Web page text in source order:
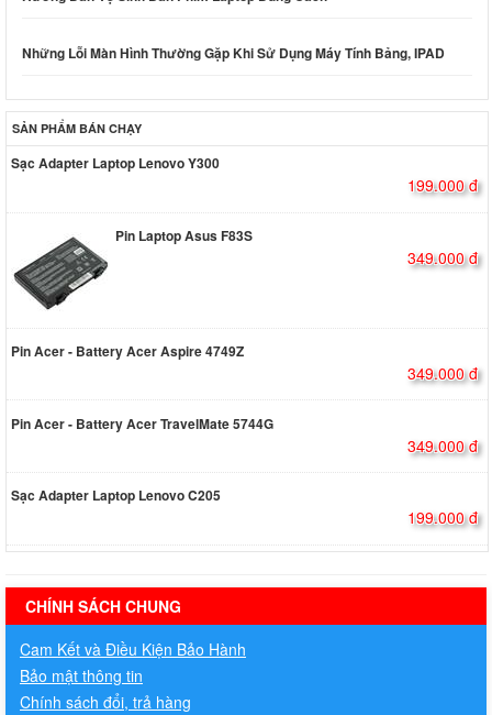
Những Lỗi Màn Hình Thường Gặp Khi Sử Dụng Máy Tính Bảng, IPAD
SẢN PHẨM BÁN CHẠY
Sạc Adapter Laptop Lenovo Y300
199.000 đ
Pin Laptop Asus F83S
349.000 đ
Pin Acer - Battery Acer Aspire 4749Z
349.000 đ
Pin Acer - Battery Acer TravelMate 5744G
349.000 đ
Sạc Adapter Laptop Lenovo C205
199.000 đ
hermes handbags outlet online
CHÍNH SÁCH CHUNG
Cam Kết và Điều Kiện Bảo Hành
Bảo mật thông tin
Chính sách đổi, trả hàng